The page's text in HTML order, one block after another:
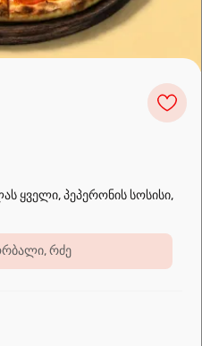
and wok are waiting to be
location and explore the
ყველი, პეპერონის სოსისი,
რძე